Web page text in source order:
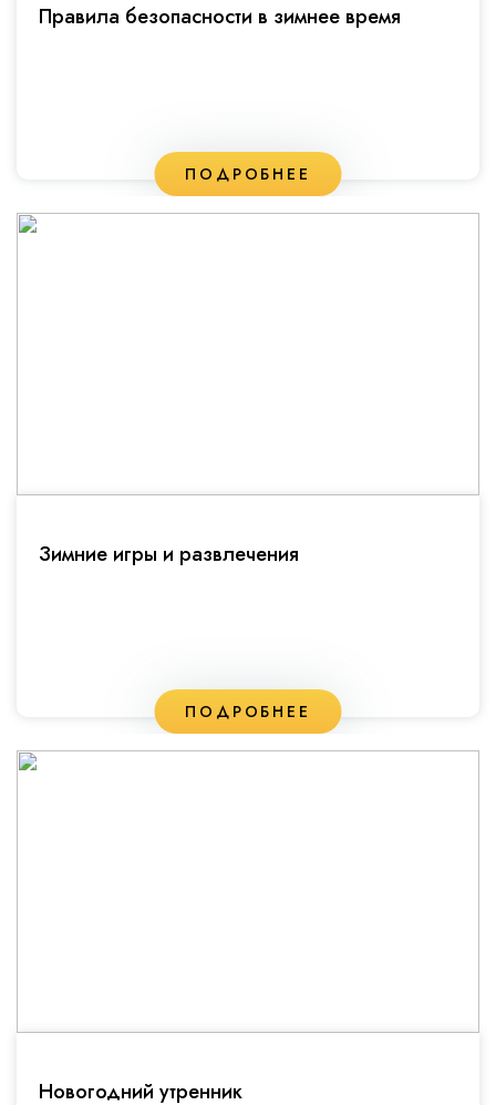
Правила безопасности в зимнее время
ПОДРОБНЕЕ
Зимние игры и развлечения
ПОДРОБНЕЕ
Новогодний утренник